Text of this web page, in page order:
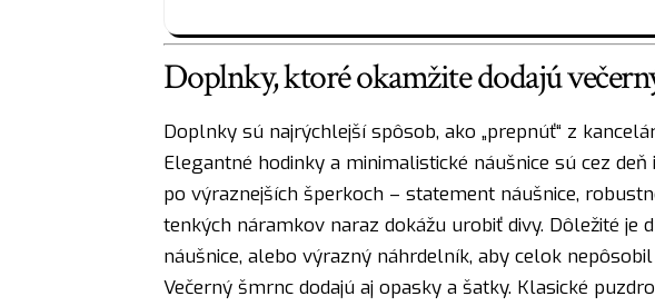
Doplnky, ktoré okamžite dodajú
Doplnky sú najrýchlejší spôsob, ako „prepnúť“ z
Elegantné hodinky a minimalistické náušnice sú cez
po výraznejších šperkoch – statement náušnice,
tenkých náramkov naraz dokážu urobiť divy. Dôležité je
náušnice, alebo výrazný náhrdelník, aby celok
Večerný šmrnc dodajú aj opasky a šatky. Klasické